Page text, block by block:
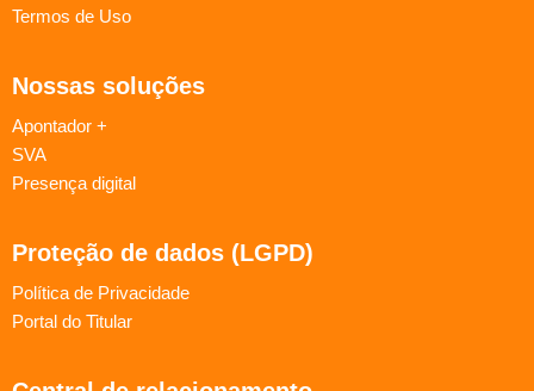
Termos de Uso
Nossas soluções
Apontador +
SVA
Presença digital
Proteção de dados (LGPD)
Política de Privacidade
Portal do Titular